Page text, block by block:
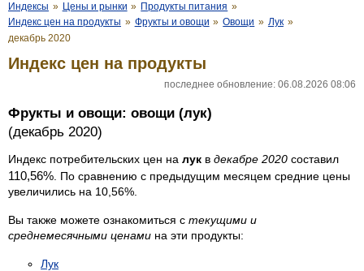
Индексы » Цены и рынки » Продукты питания »
Индекс цен на продукты » Фрукты и овощи » Овощи » Лук »
декабрь 2020
Индекс цен на продукты
последнее обновление: 06.08.2026 08:06
Фрукты и овощи: овощи (лук)
(декабрь 2020)
Индекс потребительских цен на лук в декабре 2020 составил
110,56% . По сравнению с предыдущим месяцем средние цены
увеличились на 10,56%.
Вы также можете ознакомиться с текущими и
среднемесячными ценами на эти продукты:
Лук